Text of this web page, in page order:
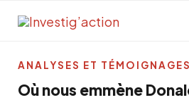
Où nous emmène
ANALYSES ET TÉMOIGNAGES